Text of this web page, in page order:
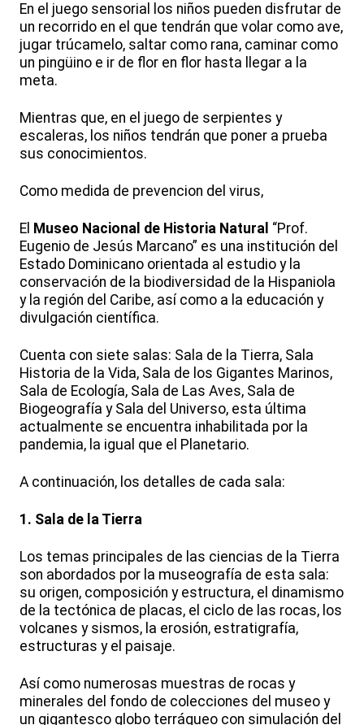
En el juego sensorial los niños pueden disfrutar de
un recorrido en el que tendrán que volar como ave,
jugar trúcamelo, saltar como rana, caminar como
un pingüino e ir de flor en flor hasta llegar a la
meta.
Mientras que, en el juego de serpientes y
escaleras, los niños tendrán que poner a prueba
sus conocimientos.
Como medida de prevencion del virus,
El Museo Nacional de Historia Natural “Prof.
Eugenio de Jesús Marcano” es una institución del
Estado Dominicano orientada al estudio y la
conservación de la biodiversidad de la Hispaniola
y la región del Caribe, así como a la educación y
divulgación científica.
Cuenta con siete salas: Sala de la Tierra, Sala
Historia de la Vida, Sala de los Gigantes Marinos,
Sala de Ecología, Sala de Las Aves, Sala de
Biogeografía y Sala del Universo, esta última
actualmente se encuentra inhabilitada por la
pandemia, la igual que el Planetario.
A continuación, los detalles de cada sala:
1. Sala de la Tierra
Los temas principales de las ciencias de la Tierra
son abordados por la museografía de esta sala:
su origen, composición y estructura, el dinamismo
de la tectónica de placas, el ciclo de las rocas, los
volcanes y sismos, la erosión, estratigrafía,
estructuras y el paisaje.
Así como numerosas muestras de rocas y
minerales del fondo de colecciones del museo y
un gigantesco globo terráqueo con simulación del